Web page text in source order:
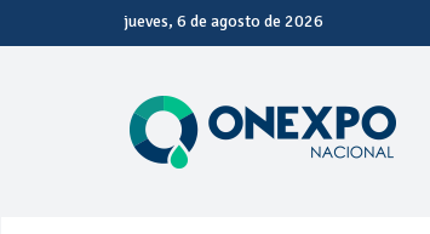
jueves, 6 de agosto de 2026